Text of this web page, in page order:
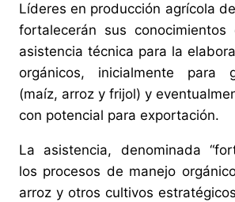
Líderes en producción agrícola
fortalecerán sus conocimientos
asistencia técnica para la
orgánicos, inicialmente para
(maíz, arroz y frijol) y
con potencial para exportación.
La asistencia, denominada
los procesos de manejo
arroz y otros cultivos